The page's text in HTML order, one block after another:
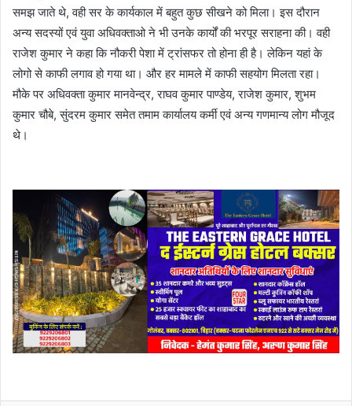
समझ जाते थे, वही सर के कार्यकाल में बहुत कुछ सीखने को मिला। इस दौरान
अन्य सदस्यों एवं युवा अधिवक्ताओ ने भी उनके कार्यों की भरपूर सराहना की। वही
राजेश कुमार ने कहा कि नौकरी पेशा में ट्रांसफर तो होना ही है। लेकिन यहां के
लोगो से काफी लगाव हो गया था। और हर मामले में काफी सहयोग मिलता रहा।
मौके पर अधिवक्ता कुमार मानवेन्द्र, राघव कुमार पाण्डेय, राजेश कुमार, शुभम
कुमार चौबे, सुंदरम कुमार समेत तमाम कार्यालय कर्मी एवं अन्य गणमान्य लोग मौजूद
थे।